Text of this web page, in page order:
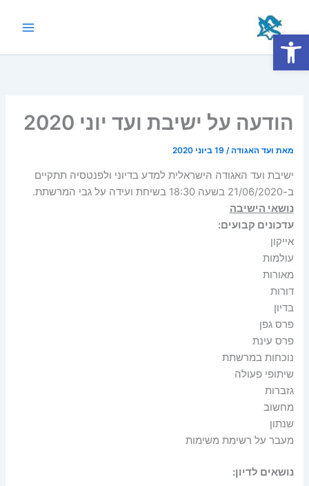
הודעה על ישיבת ועד יוני 2020
מאת ועד האגודה/ 19 ביוני 2020
ישיבת ועד האגודה הישראלית למדע בדיוני ולפנטסיה תתקיים
ב-21/06/2020 בשעה 18:30 בשיחת ועידה על גבי המרשתת.
נושאי הישיבה
עדכונים קבועים:
אייקון
עולמות
מאורות
דורות
בדיון
פרס גפן
פרס עינת
נוכחות במרשתת
שיתופי פעולה
גזברות
מחשוב
שנתון
מעבר על רשימת משימות
נושאים לדיון:
פתח סרגל נגישות